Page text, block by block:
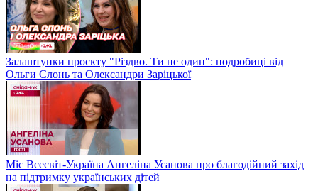
Залаштунки проєкту "Різдво. Ти не один": подробиці від
Ольги Слонь та Олександри Заріцької
Міс Всесвіт-Україна Ангеліна Усанова про благодійний захід
на підтримку українських дітей